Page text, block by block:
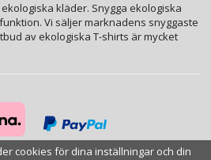
kläder. Snygga ekologiska
Vi säljer marknadens snyggaste
av ekologiska T-shirts är mycket
cookies för dina inställningar och din